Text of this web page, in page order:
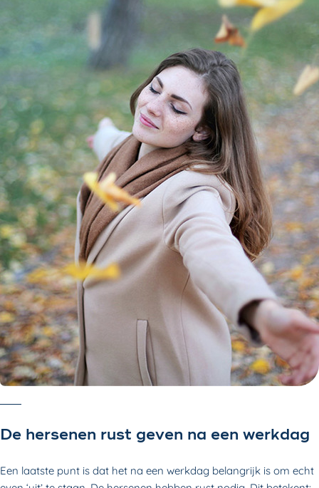
De hersenen rust geven na een werkdag
Een laatste punt is dat het na een werkdag belangrijk is om echt